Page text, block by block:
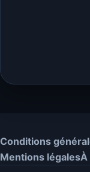
Conditions
Mentions légalesÀ